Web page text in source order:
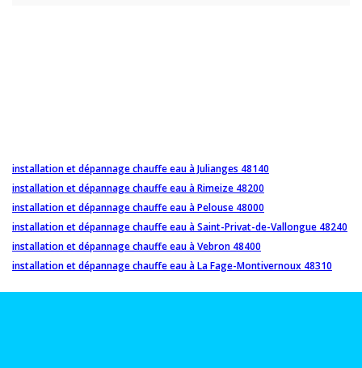
installation et dépannage chauffe eau à Julianges 48140
installation et dépannage chauffe eau à Rimeize 48200
installation et dépannage chauffe eau à Pelouse 48000
installation et dépannage chauffe eau à Saint-Privat-de-Vallongue 48240
installation et dépannage chauffe eau à Vebron 48400
installation et dépannage chauffe eau à La Fage-Montivernoux 48310